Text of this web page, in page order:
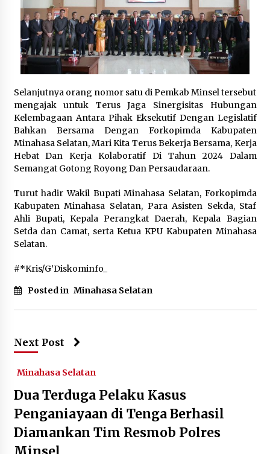
Selanjutnya orang nomor satu di Pemkab Minsel tersebut
mengajak untuk Terus Jaga Sinergisitas Hubungan
Kelembagaan Antara Pihak Eksekutif Dengan Legislatif
Bahkan Bersama Dengan Forkopimda Kabupaten
Minahasa Selatan, Mari Kita Terus Bekerja Bersama, Kerja
Hebat Dan Kerja Kolaboratif Di Tahun 2024 Dalam
Semangat Gotong Royong Dan Persaudaraan.
Turut hadir Wakil Bupati Minahasa Selatan, Forkopimda
Kabupaten Minahasa Selatan, Para Asisten Sekda, Staf
Ahli Bupati, Kepala Perangkat Daerah, Kepala Bagian
Setda dan Camat, serta Ketua KPU Kabupaten Minahasa
Selatan.
#*Kris/G’Diskominfo_
Posted in Minahasa Selatan
Next Post
Minahasa Selatan
Dua Terduga Pelaku Kasus
Penganiayaan di Tenga Berhasil
Diamankan Tim Resmob Polres